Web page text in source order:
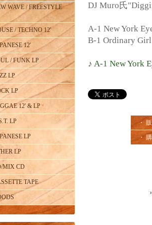
WAVE / FREESTYLE
/ TECHNO 12'
12'
/ FUNK LP
LP
LP
12' & LP
LP
LP
LP
MIX CD
TAPE
DJ Muro氏
A-1 New York
B-1 Ordinary Girl
♪ A-1 New York
・
・